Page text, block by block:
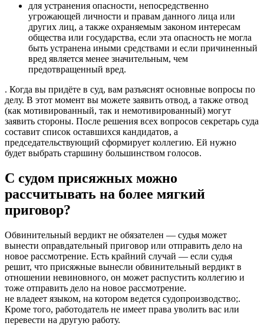
для устранения опасности, непосредственно
угрожающей личности и правам данного лица или
других лиц, а также охраняемым законом интересам
общества или государства, если эта опасность не могла
быть устранена иными средствами и если причиненный
вред является менее значительным, чем
предотвращенный вред.
. Когда вы придёте в суд, вам разъяснят основные вопросы по
делу. В этот момент вы можете заявить отвод, а также отвод
(как мотивированный, так и немотивированный) могут
заявить стороны. После решения всех вопросов секретарь суда
составит список оставшихся кандидатов, а
председательствующий сформирует коллегию. Ей нужно
будет выбрать старшину большинством голосов.
С судом присяжных можно
рассчитывать на более мягкий
приговор?
Обвинительный вердикт не обязателен — судья может
вынести оправдательный приговор или отправить дело на
новое рассмотрение. Есть крайний случай — если судья
решит, что присяжные вынесли обвинительный вердикт в
отношении невиновного, он может распустить коллегию и
тоже отправить дело на новое рассмотрение.
не владеет языком, на котором ведется судопроизводство;.
Кроме того, работодатель не имеет права уволить вас или
перевести на другую работу.